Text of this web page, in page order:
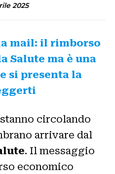
2025
mail: il rimborso
Salute ma è una
si presenta la
circolando
arrivare dal
. Il messaggio
economico